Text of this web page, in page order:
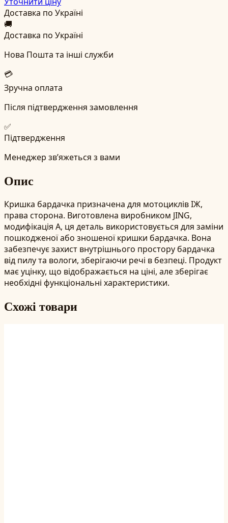
Доставка по Україні
🚚
Доставка по Україні
Нова Пошта та інші служби
💳
Зручна оплата
Після підтвердження замовлення
✅
Підтвердження
Менеджер зв’яжеться з вами
Опис
Кришка бардачка призначена для мотоциклів ІЖ,
права сторона. Виготовлена виробником JING,
модифікація A, ця деталь використовується для заміни
пошкодженої або зношеної кришки бардачка. Вона
забезпечує захист внутрішнього простору бардачка
від пилу та вологи, зберігаючи речі в безпеці. Продукт
має уцінку, що відображається на ціні, але зберігає
необхідні функціональні характеристики.
Схожі товари